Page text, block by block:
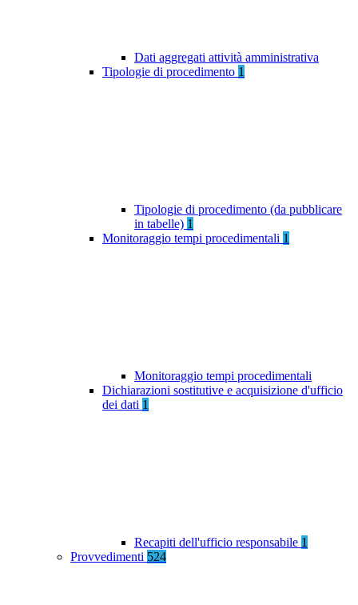
Dati aggregati attività amministrativa
Tipologie di procedimento 1
Tipologie di procedimento (da pubblicare
in tabelle) 1
Monitoraggio tempi procedimentali 1
Monitoraggio tempi procedimentali
Dichiarazioni sostitutive e acquisizione d'ufficio
dei dati 1
Recapiti dell'ufficio responsabile 1
Provvedimenti 524